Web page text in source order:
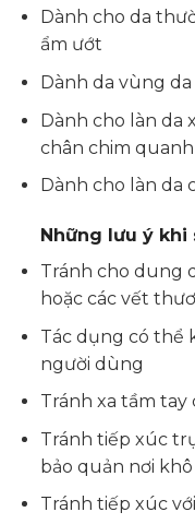
Dành cho da
ẩm ướt
Dành da vùng
Dành cho làn da
chân chim
Dành cho làn da
Những lưu ý khi
Tránh cho dung
hoặc các vết
Tác dụng có thể
người dùng
Tránh xa tầm tay
Tránh tiếp xúc
bảo quản nơi
Tránh tiếp xúc